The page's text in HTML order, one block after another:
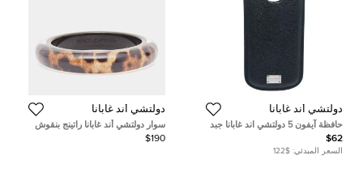
دولتشي أند غابانا
حافظة آيفون 5 دولتشي اند غابانا جبد
زرقاء داكنة
$62
السعر المبدئي: $122
دولتشي أند غابانا
سوار دولتشي أند غابانا راتينج بنقوش
الفهد
$190